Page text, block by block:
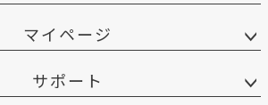
マイページ
サポート